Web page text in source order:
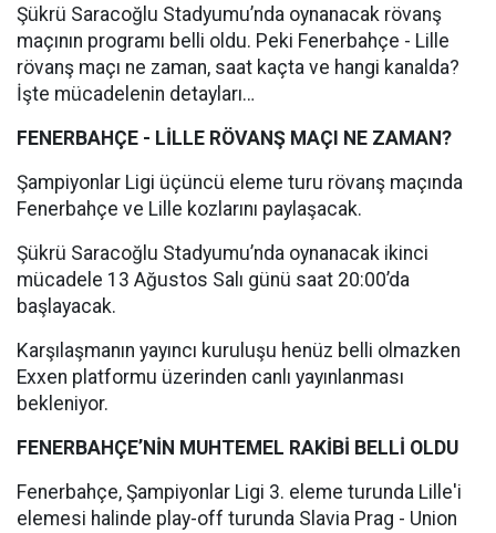
Şükrü Saracoğlu Stadyumu’nda oynanacak rövanş
maçının programı belli oldu. Peki Fenerbahçe - Lille
rövanş maçı ne zaman, saat kaçta ve hangi kanalda?
İşte mücadelenin detayları…
FENERBAHÇE - LİLLE RÖVANŞ MAÇI NE ZAMAN?
Şampiyonlar Ligi üçüncü eleme turu rövanş maçında
Fenerbahçe ve Lille kozlarını paylaşacak.
Şükrü Saracoğlu Stadyumu’nda oynanacak ikinci
mücadele 13 Ağustos Salı günü saat 20:00’da
başlayacak.
Karşılaşmanın yayıncı kuruluşu henüz belli olmazken
Exxen platformu üzerinden canlı yayınlanması
bekleniyor.
FENERBAHÇE’NİN MUHTEMEL RAKİBİ BELLİ OLDU
Fenerbahçe, Şampiyonlar Ligi 3. eleme turunda Lille'i
elemesi halinde play-off turunda Slavia Prag - Union